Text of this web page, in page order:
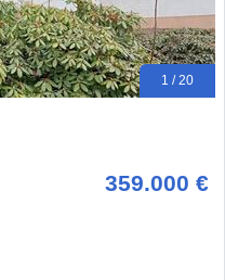
1 / 20
359.000 €